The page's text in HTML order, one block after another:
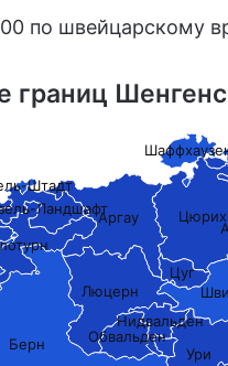
по швейцарскому
границ
Штадт
Цуг
Нидвальден
Обвальден
Ландшафт
Ури
Цюрих
Люцерн
Аргау
Берн